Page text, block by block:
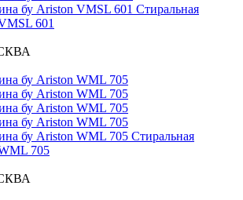
Стиральная
601
Стиральная
705